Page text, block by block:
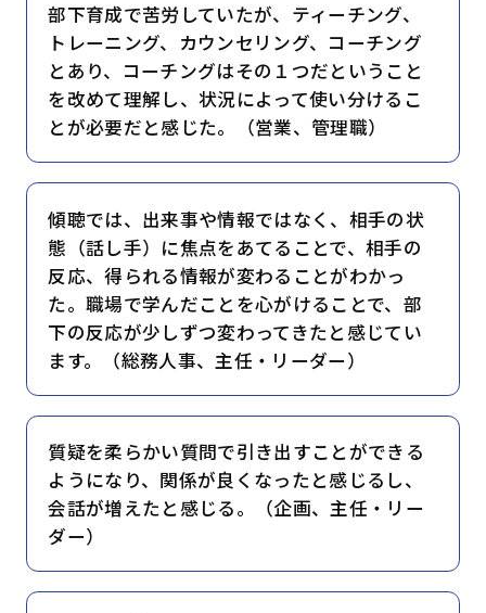
部下育成で苦労していたが、ティーチング、
トレーニング、カウンセリング、コーチング
とあり、コーチングはその１つだということ
を改めて理解し、状況によって使い分けるこ
とが必要だと感じた。（営業、管理職）
傾聴では、出来事や情報ではなく、相手の状
態（話し手）に焦点をあてることで、相手の
反応、得られる情報が変わることがわかっ
た。職場で学んだことを心がけることで、部
下の反応が少しずつ変わってきたと感じてい
ます。（総務人事、主任・リーダー）
質疑を柔らかい質問で引き出すことができる
ようになり、関係が良くなったと感じるし、
会話が増えたと感じる。（企画、主任・リー
ダー）